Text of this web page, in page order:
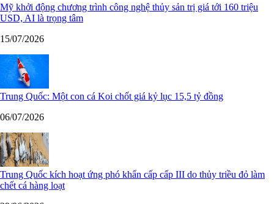
Mỹ khởi động chương trình công nghệ thủy sản trị giá tới 160 triệu
USD, AI là trọng tâm
15/07/2026
Trung Quốc: Một con cá Koi chốt giá kỷ lục 15,5 tỷ đồng
06/07/2026
Trung Quốc kích hoạt ứng phó khẩn cấp cấp III do thủy triều đỏ làm
chết cá hàng loạt